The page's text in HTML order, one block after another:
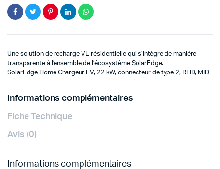
2,
RFID,
Une solution de recharge VE résidentielle qui s’intègre de manière
transparente à l’ensemble de l’écosystème SolarEdge.
SolarEdge Home Chargeur EV, 22 kW, connecteur de type 2, RFID, MID
Informations complémentaires
Fiche Technique
Avis (0)
Informations complémentaires